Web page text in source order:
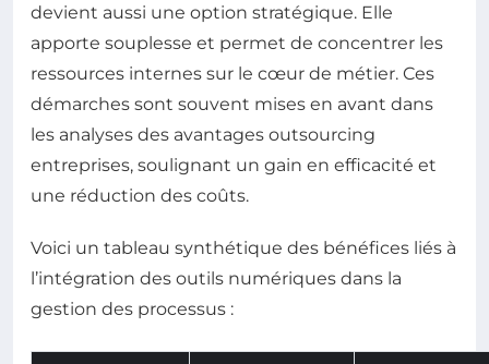
devient aussi une option stratégique. Elle
apporte souplesse et permet de concentrer les
ressources internes sur le cœur de métier. Ces
démarches sont souvent mises en avant dans
les analyses des avantages outsourcing
entreprises, soulignant un gain en efficacité et
une réduction des coûts.
Voici un tableau synthétique des bénéfices liés à
l’intégration des outils numériques dans la
gestion des processus :